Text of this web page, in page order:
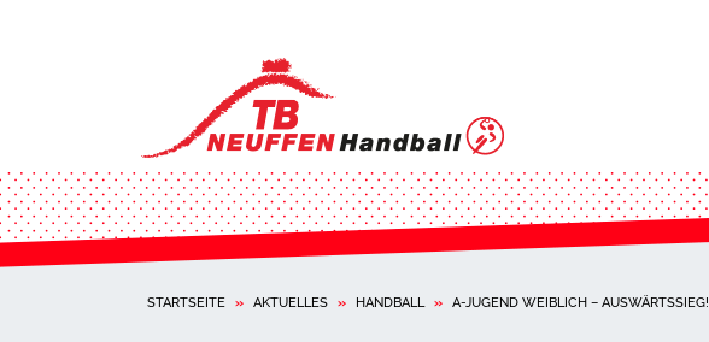
STARTSEITE » AKTUELLES » HANDBALL » A-JUGEND WEIBLICH – AUSWÄRTSSIEG!